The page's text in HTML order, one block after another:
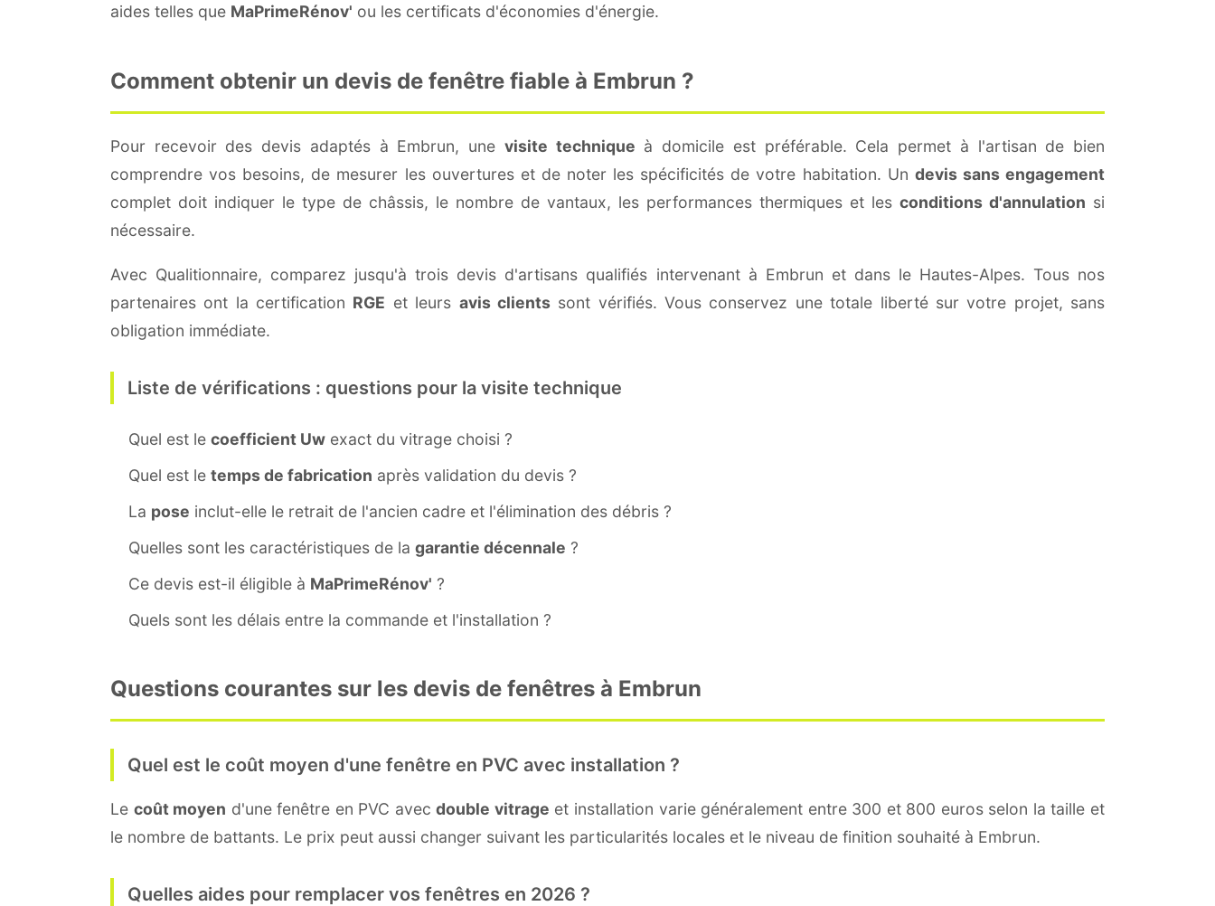
aides telles que MaPrimeRénov' ou les certificats d'économies d'énergie.
Comment obtenir un devis de fenêtre fiable à Embrun ?
Pour recevoir des devis adaptés à Embrun, une visite technique à domicile est préférable. Cela permet à l'artisan de bien
comprendre vos besoins, de mesurer les ouvertures et de noter les spécificités de votre habitation. Un devis sans engagement
complet doit indiquer le type de châssis, le nombre de vantaux, les performances thermiques et les conditions d'annulation si
nécessaire.
Avec Qualitionnaire, comparez jusqu'à trois devis d'artisans qualifiés intervenant à Embrun et dans le Hautes-Alpes. Tous nos
partenaires ont la certification RGE et leurs avis clientssont vérifiés. Vous conservez une totale liberté sur votre projet, sans
obligation immédiate.
Liste de vérifications : questions pour la visite technique
Quel est le coefficient Uw exact du vitrage choisi ?
Quel est le temps de fabrication après validation du devis ?
La pose inclut-elle le retrait de l'ancien cadre et l'élimination des débris ?
Quelles sont les caractéristiques de la garantie décennale ?
Ce devis est-il éligible à MaPrimeRénov' ?
Quels sont les délais entre la commande et l'installation ?
Questions courantes sur les devis de fenêtres à Embrun
Quel est le coût moyen d'une fenêtre en PVC avec installation ?
Le coût moyen d'une fenêtre en PVC avecdouble vitrage et installation varie généralement entre 300 et 800 euros selon la taille et
le nombre de battants. Le prix peut aussi changer suivant les particularités locales et le niveau de finition souhaité à Embrun.
Quelles aides pour remplacer vos fenêtres en 2026 ?